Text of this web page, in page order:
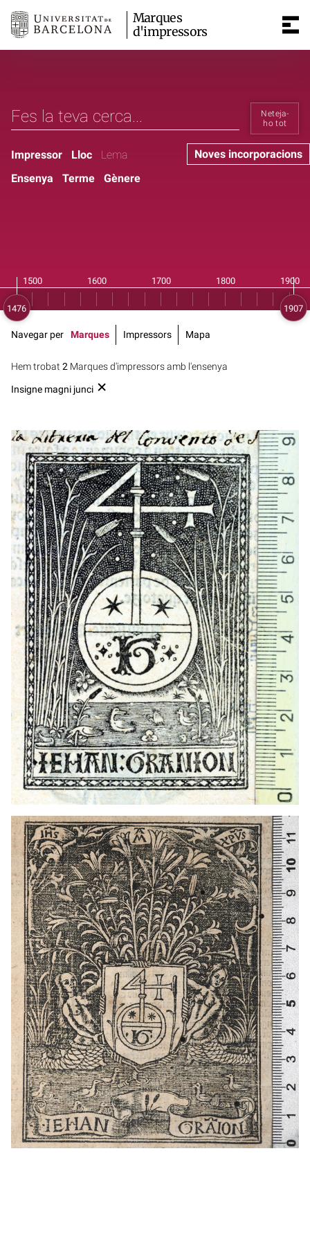
Marques
d'impressors
Neteja-
ho tot
Noves incorporacions
Impressor Lloc
Lema
Ensenya
Terme Gènere
Hem trobat 2 Marques d'impressors amb l'ensenya
Insigne magni junci
Navegar per Marques Impressors Mapa
1504 - 1551 París (França)
1504 - 1551 París (França)